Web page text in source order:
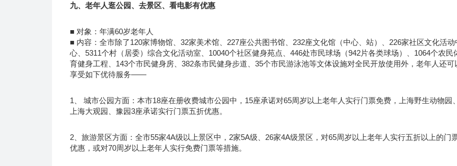
九、老年人逛公园、去景区、看电影有优惠
■ 对象：年满60岁老年人
■ 内容：全市除了120家博物馆、32家美术馆、227座公共图书馆、232座文化馆（中心、站）、226家社区文化活动
心、5311个村（居委）综合文化活动室、10040个社区健身苑点、446处市民球场（942片各类球场）、1064个农民
育健身工程、143个市民健身房、382条市民健身步道、35个市民游泳池等文体设施对全民开放使用外，老年人还可
享受如下优待服务——
1、 城市公园方面：本市18座在册收费城市公园中，15座承诺对65周岁以上老年人实行门票免费，上海野生动物园
上海大观园、豫园3座承诺实行门票五折优惠。
2、旅游景区方面：全市55家4A级以上景区中，2家5A级、26家4A级景区，对65周岁以上老年人实行五折以上的门
优惠，或对70周岁以上老年人实行免费门票等措施。